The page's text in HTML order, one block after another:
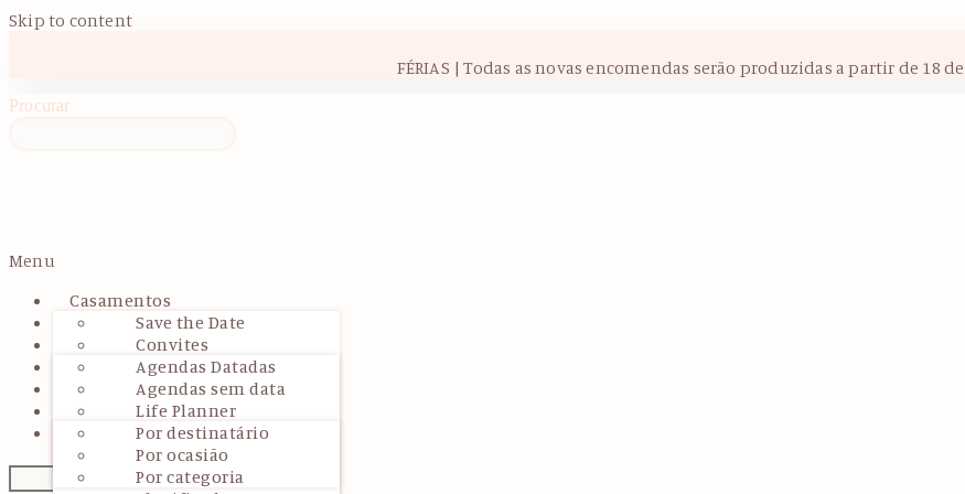
Skip to content
FÉRIAS | Todas as novas encomendas serão produzidas a partir de 18 de
Procurar
Menu
Casamentos
Save the Date
Convites
Convites especiais &
manuais de padrinhos
Ementas/Menus
Livros de Honra
Livros de Votos
Marcadores de
Eventos
Agendas & Planners
Agendas Datadas
Agendas sem data
Life Planner
Agendas Profissionais
Agendas Escolares
Planner Financeiro
Papelaria Glintsy
Maternidade & Bebés
Presentes
Por destinatário
Por ocasião
Por categoria
Mais